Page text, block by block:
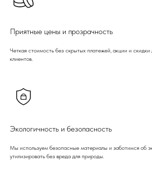
Приятные цены и прозрачность
Четкая стоимость без скрытых платежей, акции и скидки
клиентов.
Экологичность и безопасность
Мы используем безопасные материалы и заботимся об
утилизировать без вреда для природы.